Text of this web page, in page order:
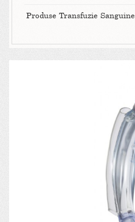
Produse Transfuzie Sanguine